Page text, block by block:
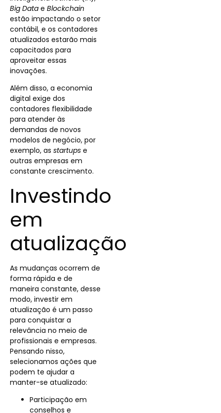
Big Data e Blockchain
estão impactando o setor
contábil, e os contadores
atualizados estarão mais
capacitados para
aproveitar essas
inovações.
Além disso, a economia
digital exige dos
contadores flexibilidade
para atender às
demandas de novos
modelos de negócio, por
exemplo, as startups e
outras empresas em
constante crescimento.
Investindo
em
atualização
As mudanças ocorrem de
forma rápida e de
maneira constante, desse
modo, investir em
atualização é um passo
para conquistar a
relevância no meio de
profissionais e empresas.
Pensando nisso,
selecionamos ações que
podem te ajudar a
manter-se atualizado:
Participação em
conselhos e